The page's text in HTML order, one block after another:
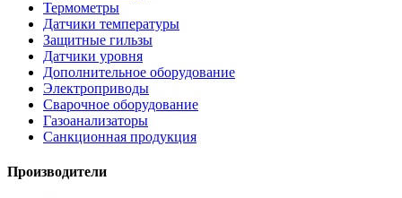
Термометры
Датчики температуры
Защитные гильзы
Датчики уровня
Дополнительное оборудование
Электроприводы
Сварочное оборудование
Газоанализаторы
Санкционная продукция
Производители